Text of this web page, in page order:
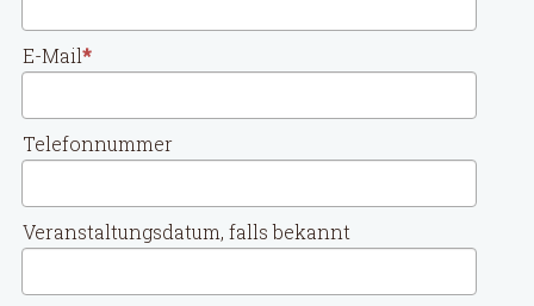
E-Mail
Telefonnummer
Veranstaltungsdatum, falls bekannt